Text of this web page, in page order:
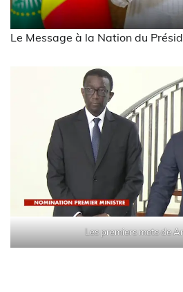
Le Message à la Nation du
Les premiers mots de